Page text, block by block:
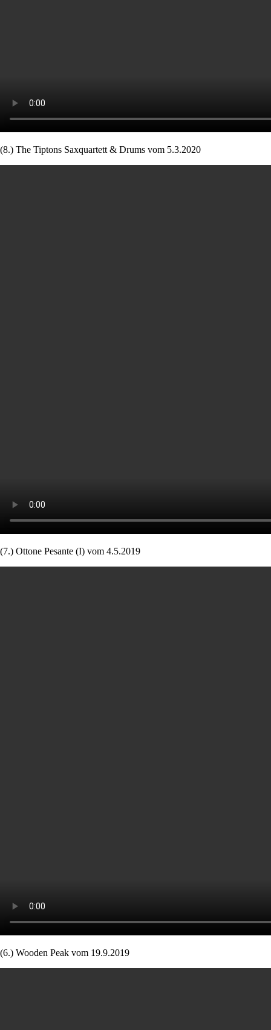
(8.) The Tiptons Saxquartett & Drums vom 5.3.2020
(7.) Ottone Pesante (I) vom 4.5.2019
(6.) Wooden Peak vom 19.9.2019